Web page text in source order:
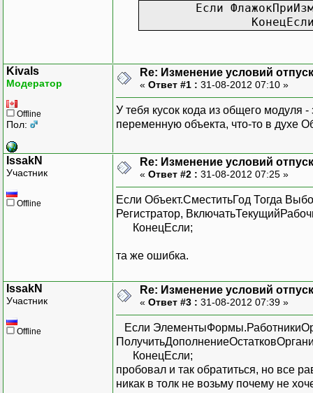
Если
Kivals
Модератор
Offline
Пол:
Re: Изменение условий
« Ответ #1 : 31-08-2012 07:10 »
У тебя кусок кода из общего модуля
переменную объекта, что-то в духе
IssakN
Участник
Offline
Re: Изменение условий
« Ответ #2 : 31-08-2012 07:25 »
Если Объект.СместитьГод Тогда
Регистратор,
КонецЕсли;
та же ошибка.
IssakN
Участник
Offline
Re: Изменение условий
« Ответ #3 : 31-08-2012 07:39 »
Если
КонецЕсли;
пробовал и так обратиться, но все
никак в толк не возьму почему не